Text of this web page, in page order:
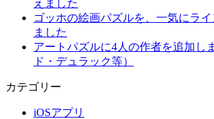
えました
ゴッホの絵画パズルを、一気にラ
ました
アートパズルに4人の作者を追加し
ド・デュラック等）
カテゴリー
iOSアプリ